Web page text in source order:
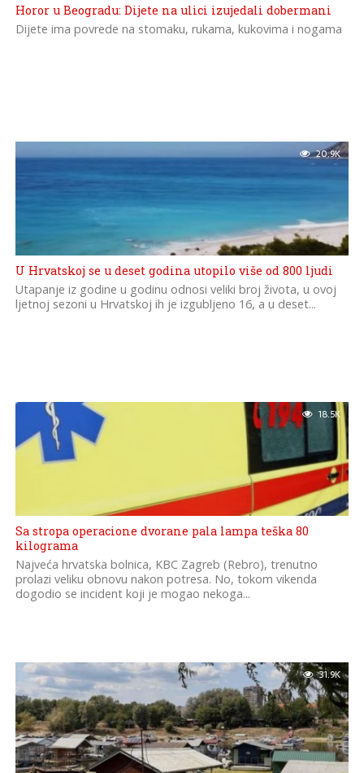
Horor u Beogradu: Dijete na ulici izujedali dobermani
Dijete ima povrede na stomaku, rukama, kukovima i nogama
20.9K
U Hrvatskoj se u deset godina utopilo više od 800 ljudi
Utapanje iz godine u godinu odnosi veliki broj života, u ovoj
ljetnoj sezoni u Hrvatskoj ih je izgubljeno 16, a u deset...
18.5K
Sa stropa operacione dvorane pala lampa teška 80
kilograma
Najveća hrvatska bolnica, KBC Zagreb (Rebro), trenutno
prolazi veliku obnovu nakon potresa. No, tokom vikenda
dogodio se incident koji je mogao nekoga...
31.9K